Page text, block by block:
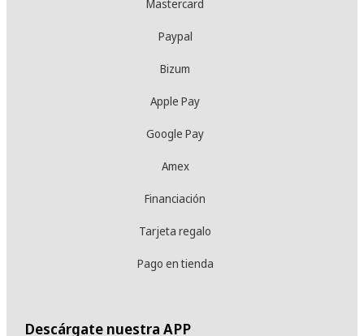
Mastercard
Paypal
Bizum
Apple Pay
Google Pay
Amex
Financiación
Tarjeta regalo
Pago en tienda
Descárgate nuestra APP